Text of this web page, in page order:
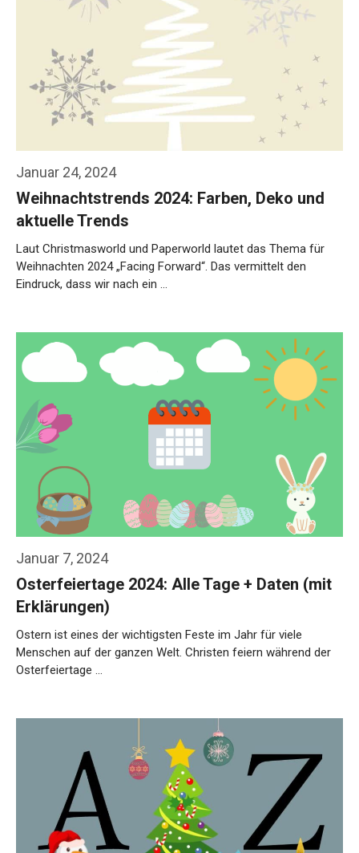
Januar 24, 2024
Weihnachtstrends 2024: Farben, Deko und
aktuelle Trends
Laut Christmasworld und Paperworld lautet das Thema für
Weihnachten 2024 „Facing Forward“. Das vermittelt den
Eindruck, dass wir nach ein …
Januar 7, 2024
Osterfeiertage 2024: Alle Tage + Daten (mit
Erklärungen)
Ostern ist eines der wichtigsten Feste im Jahr für viele
Menschen auf der ganzen Welt. Christen feiern während der
Osterfeiertage …